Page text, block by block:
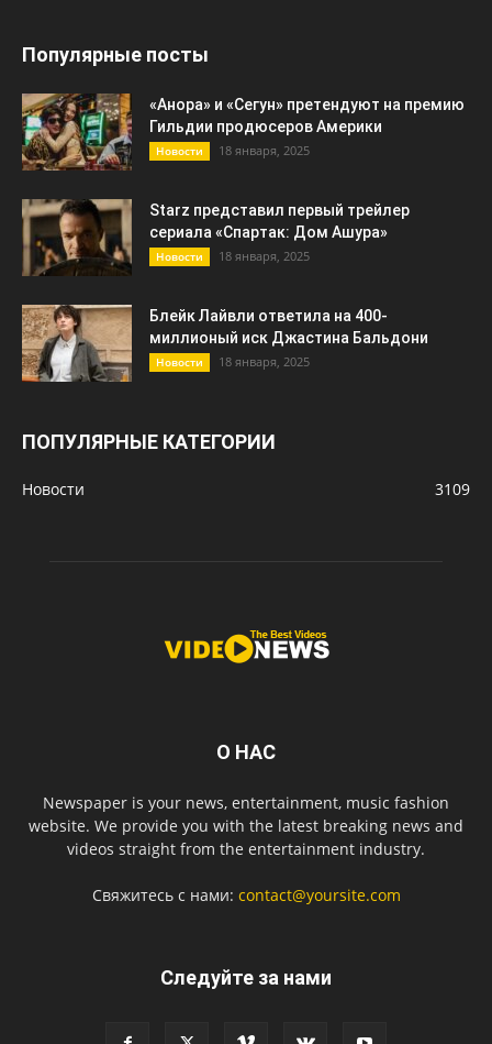
Популярные посты
«Анора» и «Сегун» претендуют на премию
Гильдии продюсеров Америки
Новости 18 января, 2025
Starz представил первый трейлер
сериала «Спартак: Дом Ашура»
Новости 18 января, 2025
Блейк Лайвли ответила на 400-
миллионый иск Джастина Бальдони
Новости 18 января, 2025
ПОПУЛЯРНЫЕ КАТЕГОРИИ
Новости 3109
О НАС
Newspaper is your news, entertainment, music fashion
website. We provide you with the latest breaking news and
videos straight from the entertainment industry.
Свяжитесь с нами: contact@yoursite.com
Следуйте за нами